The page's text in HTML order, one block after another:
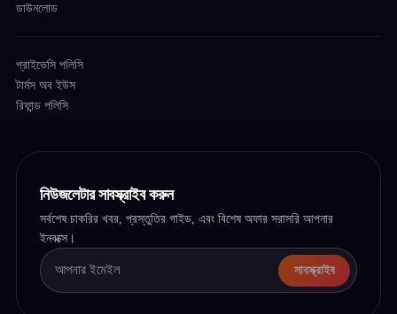
ডাউনলোড
প্রাইভেসি পলিসি
টার্মস অব ইউস
রিফান্ড পলিসি
নিউজলেটার সাবস্ক্রাইব করুন
সর্বশেষ চাকরির খবর, প্রস্তুতির গাইড, এবং বিশেষ অফার সরাসরি আপনার
ইনবক্সে।
সাবস্ক্রাইব